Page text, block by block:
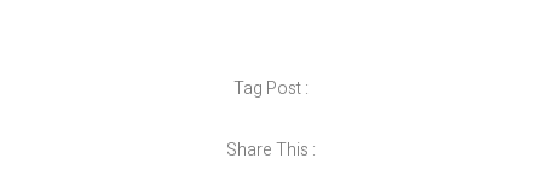
Tag Post :
Share This :